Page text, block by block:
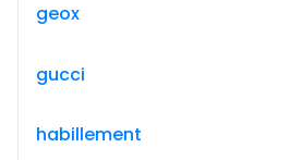
geox
gucci
habillement